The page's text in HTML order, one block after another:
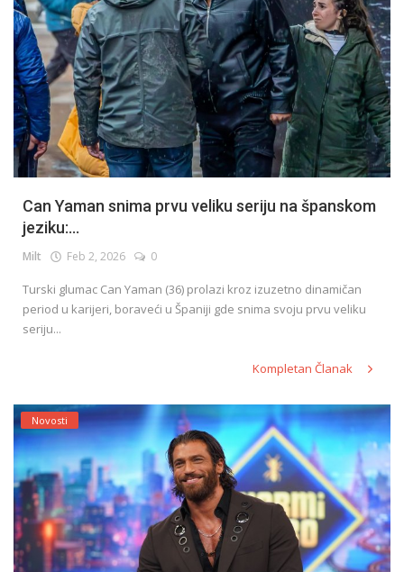
Can Yaman snima prvu veliku seriju na španskom
jeziku:...
Milt Feb 2, 2026 0
Turski glumac Can Yaman (36) prolazi kroz izuzetno dinamičan
period u karijeri, boraveći u Španiji gde snima svoju prvu veliku
seriju...
Kompletan Članak
Novosti